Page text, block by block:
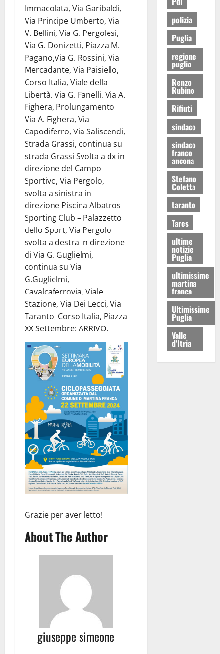
Immacolata, Via Garibaldi,
Via Principe Umberto, Via
V. Bellini, Via G. Pergolesi,
Via G. Donizetti, Piazza M.
Pagano,Via G. Rossini, Via
Mercadante, Via Paisiello,
Corso Italia, Viale della
Libertà, Via G. Fanelli, Via A.
Fighera, Prolungamento
Via A. Fighera, Via
Capodiferro, Via Saliscendi,
Strada Grassi, continua su
strada Grassi Svolta a dx in
direzione del Campo
Sportivo, Via Pergolo,
svolta a sinistra in
direzione Piscina Albatros
Sporting Club – Palazzetto
dello Sport, Via Pergolo
svolta a destra in direzione
di Via G. Guglielmi,
continua su Via
G.Guglielmi,
Cavalcaferrovia, Viale
Stazione, Via Dei Lecci, Via
Taranto, Corso Italia, Piazza
XX Settembre: ARRIVO.
Grazie per aver letto!
About The Author
giuseppe simeone
polizia
Puglia
regione
puglia
Renzo
Rubino
Rifiuti
sindaco
sindaco
franco
ancona
Stefano
Coletta
taranto
Tares
ultime
notizie
Puglia
ultimissime
martina
franca
Ultimissime
Puglia
Valle
d'Itria